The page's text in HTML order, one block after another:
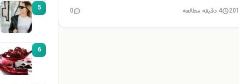
4 دقیقه مطالعه 0
5
6